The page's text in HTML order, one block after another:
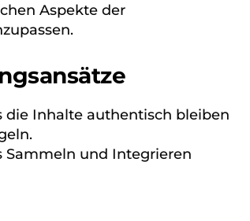
Aspekte der
die Inhalte authentisch bleiben
Sammeln und Integrieren